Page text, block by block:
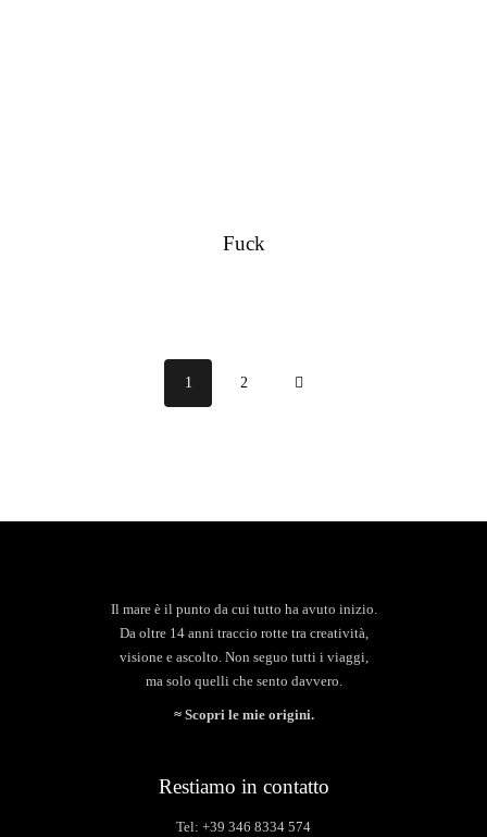
Fuck
1 2
Il mare è il punto da cui tutto ha avuto inizio.
Da oltre 14 anni traccio rotte tra creatività,
visione e ascolto. Non seguo tutti i viaggi,
ma solo quelli che sento davvero.
≈ Scopri le mie origini.
Restiamo in contatto
Tel: +39 346 8334 574